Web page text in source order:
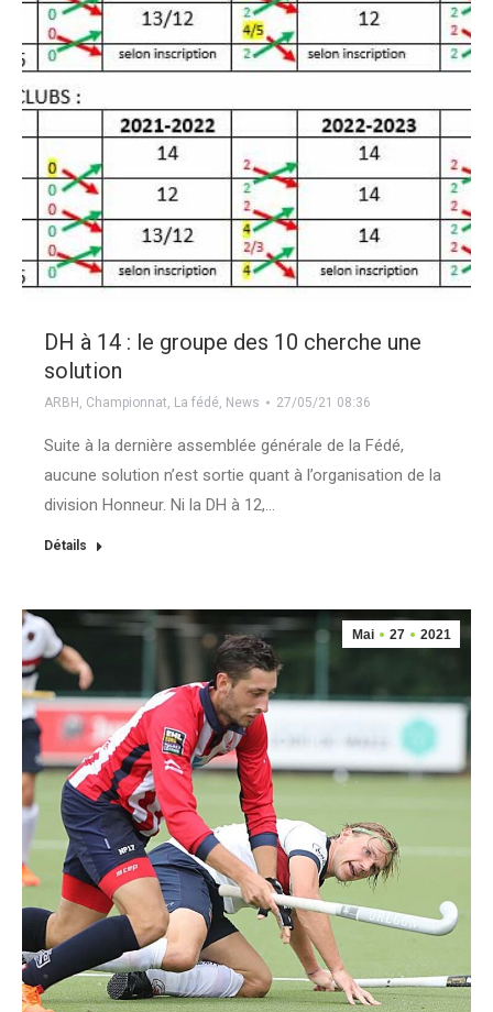
DH à 14 : le groupe des 10 cherche une
solution
ARBH , Championnat, La fédé, News 27/05/21 08:36
Suite à la dernière assemblée générale de la Fédé,
aucune solution n’est sortie quant à l’organisation de la
division Honneur. Ni la DH à 12,…
Détails
Mai 27 2021